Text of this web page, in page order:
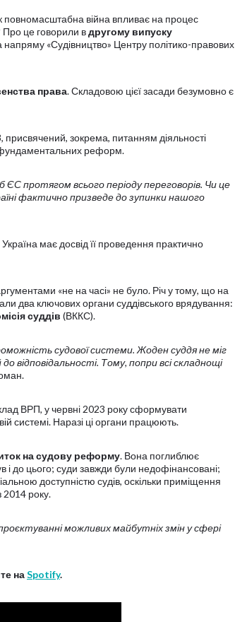
повномасштабна війна впливає на процес
Про це говорили вдругому випуску
напряму «Судівництво» Центру політико-правових
права. Складовою цієї засади безумовно є
присвячений, зокрема, питанням діяльності
фундаментальних реформ.
протягом всього періоду переговорів. Чи це
фактично призведе до зупинки нашого
має досвід її проведення практично
«не на часі» не було. Річ у тому, що на
два ключових органи суддівського врядування:
суддів (ВККС).
судової системи. Жоден суддя не міг
відповідальності. Тому, попри всі складнощі
ВРП, у червні 2023 року сформувати
системі. Наразі ці органи працюють.
на судову реформу. Вона поглиблює
і до цього; суди завжди були недофінансовані;
доступністю судів, оскільки приміщення
2014 року.
можливих майбутніх змін у сфері
наSpotify.